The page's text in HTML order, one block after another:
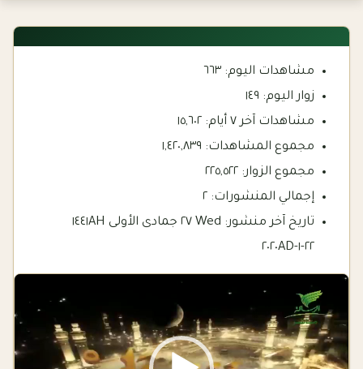
مشاهدات اليوم:٦٦٣
زوار اليوم: ١٤٩
مشاهدات آخر ٧ أيام:
١٥,٦٠٢
مجموع المشاهدات: ١,٤٢٠,٨٣٩
مجموع الزوار: ٢٢٥,٥٢٢
إجمالي المنشورات: ٢
تاريخ آخر منشور:
Wed ٢٧ جمادى الأولى ١٤٤١AH
٢٢-١-٢٠٢٠AD
Player